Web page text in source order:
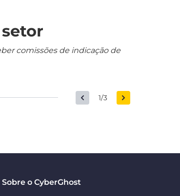
comissões de indicação de
1/3
Sobre o CyberGhost